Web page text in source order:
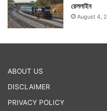
রেললাইন
August 4,
ABOUT US
DISCLAIMER
PRIVACY POLICY